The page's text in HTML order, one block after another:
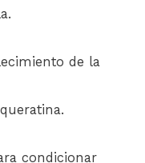
de la
condicionar